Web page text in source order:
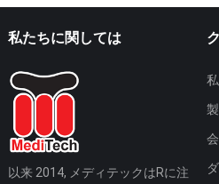
私たちに関しては
以来 2014, メディテックはRに注